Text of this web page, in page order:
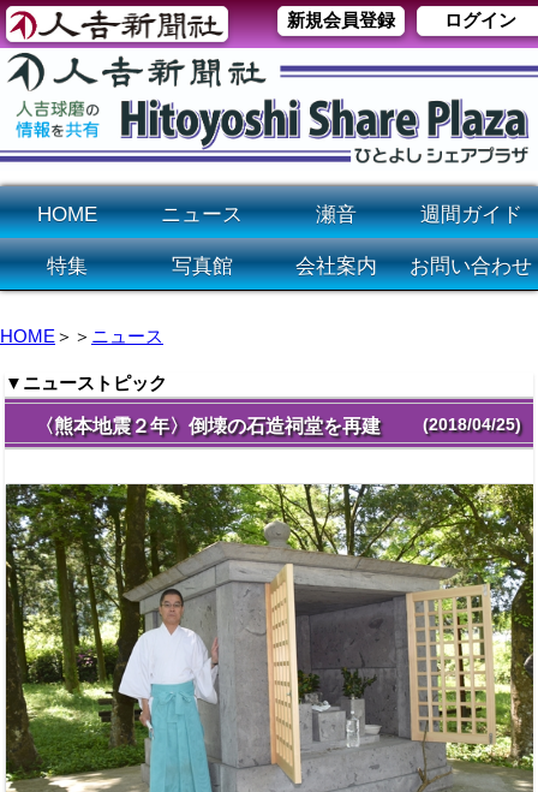
ログイン
新規会員登録
HOME ニュース 瀬音 週間ガイド
特集 写真館 会社案内 お問い合わせ
HOME ＞＞ ニュース
▼ニューストピック
〈熊本地震２年〉倒壊の石造祠堂を再建 (2018/04/25)